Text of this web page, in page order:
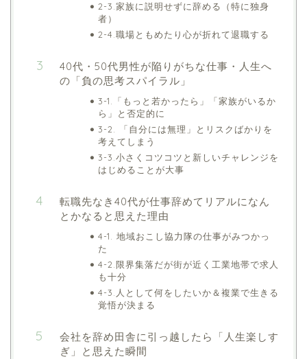
2-3.家族に説明せずに辞める（特に独身
者）
2-4.職場ともめたり心が折れて退職する
40代・50代男性が陥りがちな仕事・人生へ
の「負の思考スパイラル」
3-1.「もっと若かったら」「家族がいるか
ら」と否定的に
3-2. 「自分には無理」とリスクばかりを
考えてしまう
3-3.小さくコツコツと新しいチャレンジを
はじめることが大事
転職先なき40代が仕事辞めてリアルになん
とかなると思えた理由
4-1. 地域おこし協力隊の仕事がみつかっ
た
4-2.限界集落だが街が近く工業地帯で求人
も十分
4-3.人として何をしたいか＆複業で生きる
覚悟が決まる
会社を辞め田舎に引っ越したら「人生楽しす
ぎ」と思えた瞬間